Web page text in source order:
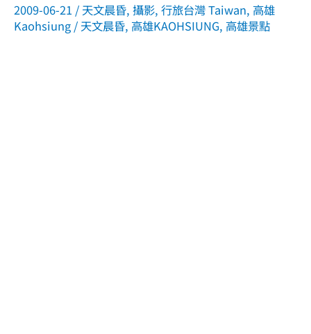
2009-06-21 / 天文晨昏, 攝影, 行旅台灣 Taiwan, 高雄
Kaohsiung / 天文晨昏, 高雄KAOHSIUNG, 高雄景點